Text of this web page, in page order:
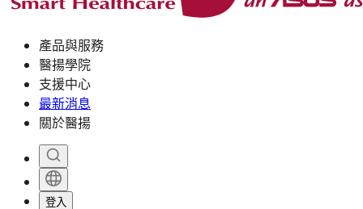
產品與服務
醫揚學院
支援中心
最新消息
關於醫揚
登入